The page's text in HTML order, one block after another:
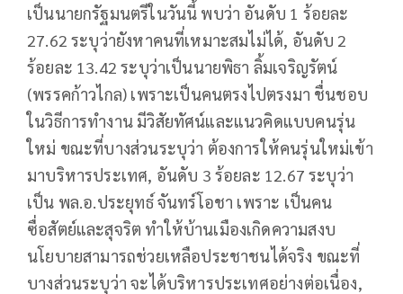
เป็นนายกรัฐมนตรีในวันนี้ พบว่า อันดับ 1 ร้อยละ
27.62 ระบุว่ายังหาคนที่เหมาะสมไม่ได้, อันดับ 2
ร้อยละ 13.42 ระบุว่าเป็นนายพิธา ลิ้มเจริญรัตน์
(พรรคก้าวไกล) เพราะเป็นคนตรงไปตรงมา ชื่นชอบ
ในวิธีการทำงาน มีวิสัยทัศน์และแนวคิดแบบคนรุ่น
ใหม่ ขณะที่บางส่วนระบุว่า ต้องการให้คนรุ่นใหม่เข้า
มาบริหารประเทศ, อันดับ 3 ร้อยละ 12.67 ระบุว่า
เป็น พล.อ.ประยุทธ์ จันทร์โอชา เพราะ เป็นคน
ซื่อสัตย์และสุจริต ทำให้บ้านเมืองเกิดความสงบ
นโยบายสามารถช่วยเหลือประชาชนได้จริง ขณะที่
บางส่วนระบุว่า จะได้บริหารประเทศอย่างต่อเนื่อง,